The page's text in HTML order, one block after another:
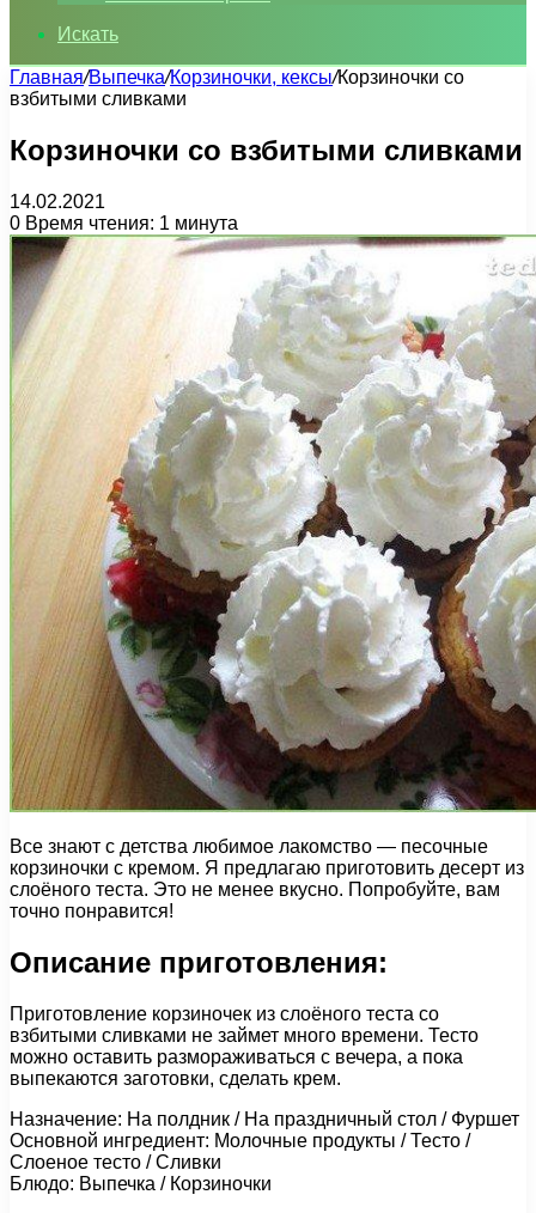
Искать
Главная/Выпечка/Корзиночки, кексы/Корзиночки со
взбитыми сливками
Корзиночки со взбитыми сливками
14.02.2021
0 Время чтения: 1 минута
Все знают с детства любимое лакомство — песочные
корзиночки с кремом. Я предлагаю приготовить десерт из
слоёного теста. Это не менее вкусно. Попробуйте, вам
точно понравится!
Описание приготовления:
Приготовление корзиночек из слоёного теста со
взбитыми сливками не займет много времени. Тесто
можно оставить размораживаться с вечера, а пока
выпекаются заготовки, сделать крем.
Назначение: На полдник / На праздничный стол / Фуршет
Основной ингредиент: Молочные продукты / Тесто /
Слоеное тесто / Сливки
Блюдо: Выпечка / Корзиночки